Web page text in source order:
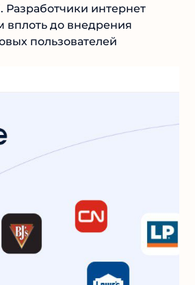
интернет
вплоть до внедрения
пользователей
довольных
обзор